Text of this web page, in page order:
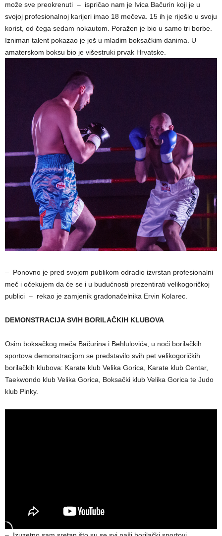
može sve preokrenuti – ispričao nam je Ivica Bačurin koji je u
svojoj profesionalnoj karijeri imao 18 mečeva. 15 ih je riješio u svoju
korist, od čega sedam nokautom. Poražen je bio u samo tri borbe.
Izniman talent pokazao je još u mladim boksačkim danima. U
amaterskom boksu bio je višestruki prvak Hrvatske.
– Ponovno je pred svojom publikom odradio izvrstan profesionalni
meč i očekujem da će se i u budućnosti prezentirati velikogoričkoj
publici – rekao je zamjenik gradonačelnika Ervin Kolarec.
DEMONSTRACIJA SVIH BORILAČKIH KLUBOVA
Osim boksačkog meča Bačurina i Behlulovića, u noći borilačkih
sportova demonstracijom se predstavilo svih pet velikogoričkih
borilačkih klubova: Karate klub Velika Gorica, Karate klub Centar,
Taekwondo klub Velika Gorica, Boksački klub Velika Gorica te Judo
klub Pinky.